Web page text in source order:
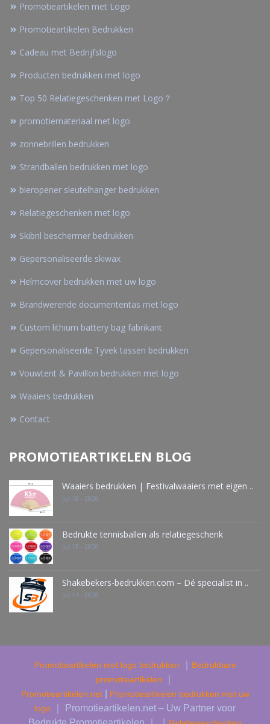
Promotieartikelen met Logo
Promotieartikelen Bedrukken
Cadeau met Bedrijfslogo
Producten bedrukken met logo
Top 50 Relatiegeschenken met Logo？
promotiemateriaal met logo
zonnebrillen bedrukken
Strandballen bedrukken met logo
bieropener sleutelhanger bedrukken
Relatiegeschenken met logo
Skibril beschermer bedrukken
Gepersonaliseerde skiwax
Helmcover bedrukken met uw logo
Brandwerende documententas met logo
Custom lithium battery bag fabrikant
Gepersonaliseerde Tyvek tassen bedrukken
Vouwtent & Pavillon bedrukken met logo
Waaiers bedrukken
Contact
PROMOTIEARTIKELEN BLOG
Waaiers bedrukken | Festivalwaaiers met eigen ..
Jul 18 - 2026
Bedrukte tennisballen als relatiegeschenk
Jul 15 - 2026
Shakebekers-bedrukken.com – Dé specialist in ..
Jul 14 - 2026
Promotieartikelen met logo bedrukken
Bedrukbare
promotieartikelen
Promotieartikelen.net|
Promotieartikelen bedrukken met uw
logo ｜ Promotieartikelen.net – Uw Partner voor